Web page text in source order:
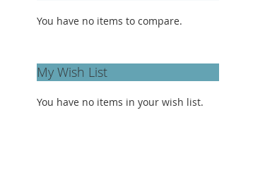
You have no items to compare.
My Wish List
You have no items in your wish list.